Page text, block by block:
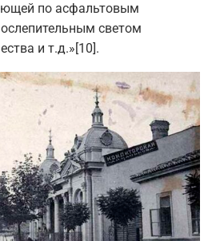
по асфальтовым
светом
и т.д.»[10].